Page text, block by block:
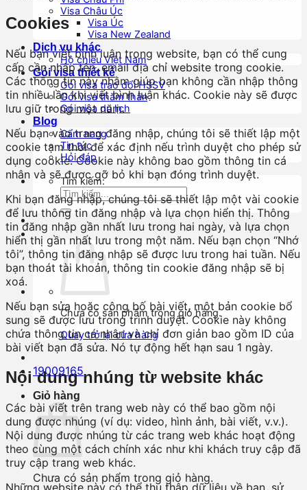
Visa Châu Úc
Visa Úc
Visa New Zealand
Dịch vụ khác
Hộ chiếu Việt Nam
Gói visa thiết kế
Gói visa trao đổi HSSV
Gói visa thăm thân
Gói visa du lịch
Blog
Cẩm nang
Tin tức
Hỏi đáp
Tìm kiếm:
Chưa có sản phẩm trong giỏ hàng.
Quay trở lại cửa hàng
19009165
Giỏ hàng
Chưa có sản phẩm trong giỏ hàng.
Cookies
Nếu bạn viết bình luận trong website, bạn có thể cung
cấp cần nhập tên, email địa chỉ website trong cookie.
Các thông tin này nhằm giúp bạn không cần nhập thông
tin nhiều lần khi viết bình luận khác. Cookie này sẽ được
lưu giữ trong một năm.
Nếu bạn vào trang đăng nhập, chúng tôi sẽ thiết lập một
cookie tạm thời để xác định nếu trình duyệt cho phép sử
dụng cookie. Cookie này không bao gồm thông tin cá
nhân và sẽ được gỡ bỏ khi bạn đóng trình duyệt.
Khi bạn đăng nhập, chúng tôi sẽ thiết lập một vài cookie
để lưu thông tin đăng nhập và lựa chọn hiển thị. Thông
tin đăng nhập gần nhất lưu trong hai ngày, và lựa chọn
hiển thị gần nhất lưu trong một năm. Nếu bạn chọn “Nhớ
tôi”, thông tin đăng nhập sẽ được lưu trong hai tuần. Nếu
bạn thoát tài khoản, thông tin cookie đăng nhập sẽ bị
xoá.
Nếu bạn sửa hoặc công bố bài viết, một bản cookie bổ
sung sẽ được lưu trong trình duyệt. Cookie này không
chứa thông tin cá nhân và chỉ đơn giản bao gồm ID của
bài viết bạn đã sửa. Nó tự động hết hạn sau 1 ngày.
Nội dung nhúng từ website khác
Các bài viết trên trang web này có thể bao gồm nội
dung được nhúng (ví dụ: video, hình ảnh, bài viết, v.v.).
Nội dung được nhúng từ các trang web khác hoạt động
theo cùng một cách chính xác như khi khách truy cập đã
truy cập trang web khác.